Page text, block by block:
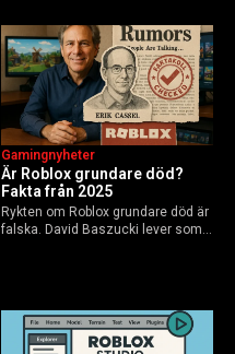
användare 2025, och vad som
händer inför 2026.
Är Roblox grundare död?
Fakta från 2025
Gamingnyheter
Rykten om Roblox grundare död är
falska. David Baszucki lever som